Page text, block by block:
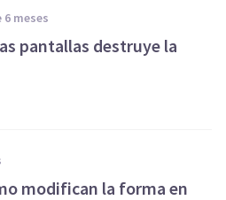
6 meses
pantallas destruye la
modifican la forma en